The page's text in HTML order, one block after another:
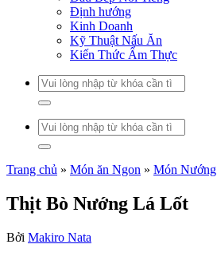
Định hướng
Kinh Doanh
Kỹ Thuật Nấu Ăn
Kiến Thức Ẩm Thực
Trang chủ » Món ăn Ngon » Món Nướng
Thịt Bò Nướng Lá Lốt
Bởi Makiro Nata